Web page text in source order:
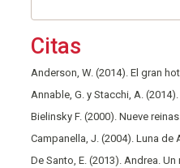
Citas
Anderson, W. (2014). El gran
Annable, G. y Stacchi, A.
Bielinsky F. (2000). Nueve
Campanella, J. (2004). Luna de
De Santo, E. (2013). Andrea.